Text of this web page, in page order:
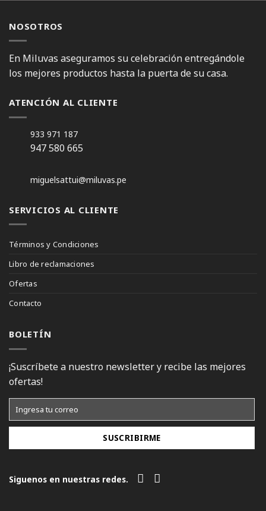
NOSOTROS
En Miluvas aseguramos su celebración entregándole
los mejores productos hasta la puerta de su casa.
ATENCIÓN AL CLIENTE
933 971 187
947 580 665
miguelsattui@miluvas.pe
SERVICIOS AL CLIENTE
Términos y Condiciones
Libro de reclamaciones
Ofertas
Contacto
BOLETÍN
¡Suscríbete a nuestro newsletter y recibe las mejores
ofertas!
Siguenos en nuestras redes.